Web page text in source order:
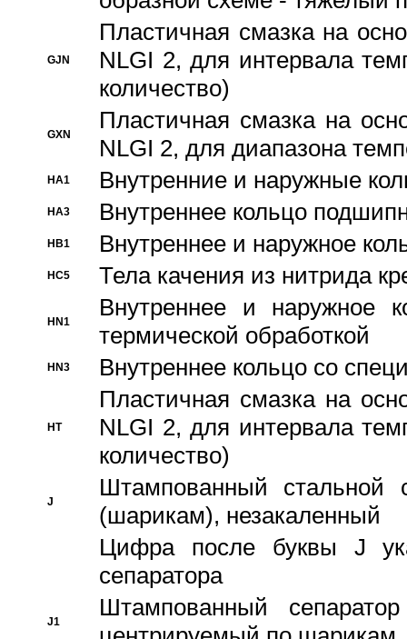
GJN
Пластичная смазка на
NLGI 2, для интервала
количество)
GXN
Пластичная смазка на
NLGI 2, для диапазона
HA1 Внутренние и наружные
HA3 Bнутреннее кольцо
HB1 Bнутреннее и наружное
HC5 Тела качения из нитрида
HN1
Bнутреннее и наружное
термической обработкой
HN3 Внутреннее кольцо со
HT
Пластичная смазка на
NLGI 2, для интервала
количество)
J
Штампованный стальной
(шарикам), незакаленный
Цифра после буквы J
сепаратора
J1
Штампованный